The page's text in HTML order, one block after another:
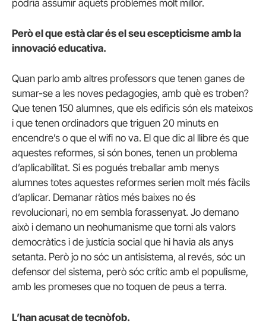
podria assumir aquets problemes molt millor.
Però el que està clar és el seu escepticisme amb la
innovació educativa.
Quan parlo amb altres professors que tenen ganes de
sumar-se a les noves pedagogies, amb què es troben?
Que tenen 150 alumnes, que els edificis són els mateixos
i que tenen ordinadors que triguen 20 minuts en
encendre’s o que el wifi no va. El que dic al llibre és que
aquestes reformes, si són bones, tenen un problema
d’aplicabilitat. Si es pogués treballar amb menys
alumnes totes aquestes reformes serien molt més fàcils
d’aplicar. Demanar ràtios més baixes no és
revolucionari, no em sembla forassenyat. Jo demano
això i demano un neohumanisme que torni als valors
democràtics i de justícia social que hi havia als anys
setanta. Però jo no sóc un antisistema, al revés, sóc un
defensor del sistema, però sóc crític amb el populisme,
amb les promeses que no toquen de peus a terra.
L’han acusat de tecnòfob.